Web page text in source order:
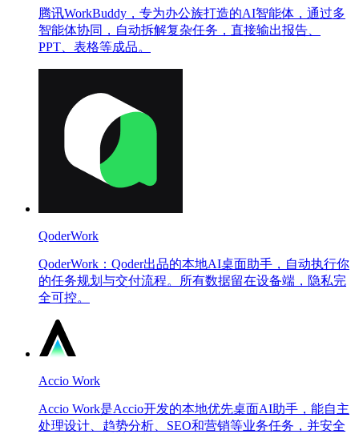
腾讯WorkBuddy，专为办公族打造的AI智能体，通过多
智能体协同，自动拆解复杂任务，直接输出报告、
PPT、表格等成品。
QoderWork
QoderWork：Qoder出品的本地AI桌面助手，自动执行你
的任务规划与交付流程。所有数据留在设备端，隐私完
全可控。
Accio Work
Accio Work是Accio开发的本地优先桌面AI助手，能自主
处理设计、趋势分析、SEO和营销等业务任务，并安全